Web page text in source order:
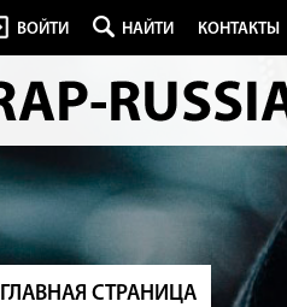
ВОЙТИ НАЙТИ КОНТАКТЫ
ГЛАВНАЯ СТРАНИЦА